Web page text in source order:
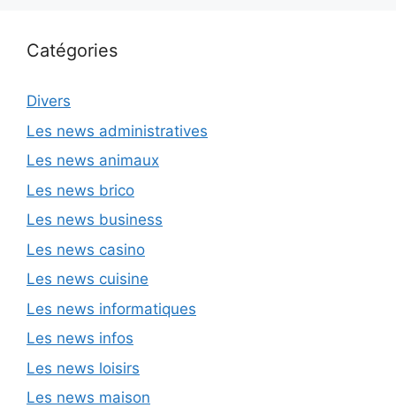
Catégories
Divers
Les news administratives
Les news animaux
Les news brico
Les news business
Les news casino
Les news cuisine
Les news informatiques
Les news infos
Les news loisirs
Les news maison